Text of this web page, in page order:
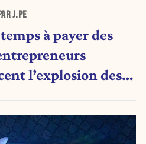
J.PE
à payer des
l’explosion des